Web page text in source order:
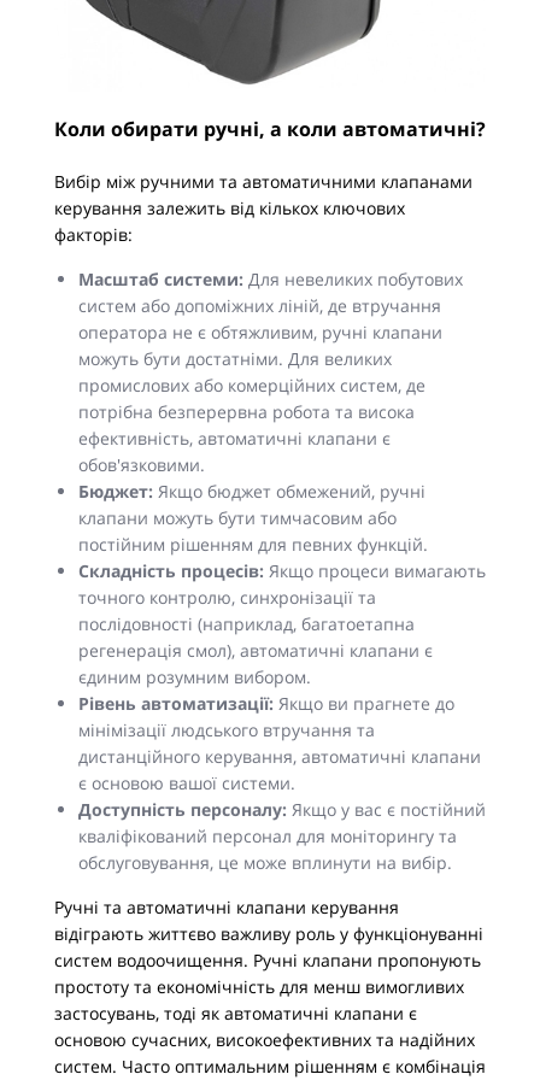
Коли обирати ручні, а коли автоматичні?
Вибір між ручними та автоматичними клапанами
керування залежить від кількох ключових
факторів:
Масштаб системи: Для невеликих побутових
систем або допоміжних ліній, де втручання
оператора не є обтяжливим, ручні клапани
можуть бути достатніми. Для великих
промислових або комерційних систем, де
потрібна безперервна робота та висока
ефективність, автоматичні клапани є
обов'язковими.
Бюджет: Якщо бюджет обмежений, ручні
клапани можуть бути тимчасовим або
постійним рішенням для певних функцій.
Складність процесів: Якщо процеси вимагають
точного контролю, синхронізації та
послідовності (наприклад, багатоетапна
регенерація смол), автоматичні клапани є
єдиним розумним вибором.
Рівень автоматизації: Якщо ви прагнете до
мінімізації людського втручання та
дистанційного керування, автоматичні клапани
є основою вашої системи.
Доступність персоналу: Якщо у вас є постійний
кваліфікований персонал для моніторингу та
обслуговування, це може вплинути на вибір.
Ручні та автоматичні клапани керування
відіграють життєво важливу роль у функціонуванні
систем водоочищення. Ручні клапани пропонують
простоту та економічність для менш вимогливих
застосувань, тоді як автоматичні клапани є
основою сучасних, високоефективних та надійних
систем. Часто оптимальним рішенням є комбінація